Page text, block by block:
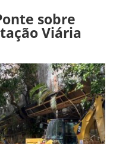
sobre
Viária